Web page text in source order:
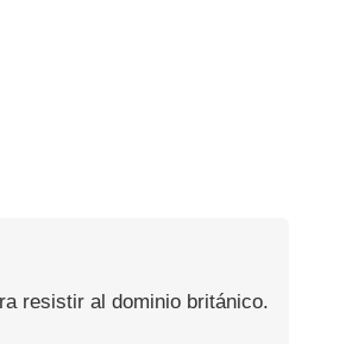
resistir al dominio británico.